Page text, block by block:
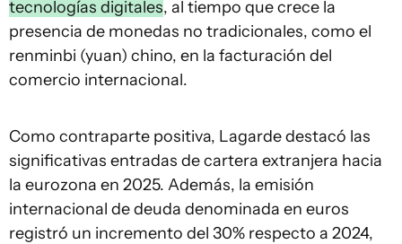
tecnologías digitales, al tiempo que crece la
presencia de monedas no tradicionales, como el
renminbi (yuan) chino, en la facturación del
comercio internacional.
Como contraparte positiva, Lagarde destacó las
significativas entradas de cartera extranjera hacia
la eurozona en 2025. Además, la emisión
internacional de deuda denominada en euros
registró un incremento del 30% respecto a 2024,